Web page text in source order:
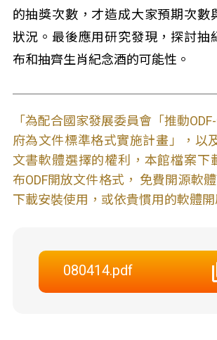
的抽獎次數，才造成大家預期次數
狀況。最後應用研究發現，探討抽
布和抽齊生肖紀念酒的可能性。
「為配合國家發展委員會「推動
府為文件標準格式實施計畫」，以
文書軟體選擇的權利，本館檔案下
布ODF開放文件格式， 免費開源軟
下載安裝使用，或依貴慣用的軟體開
080414.pdf